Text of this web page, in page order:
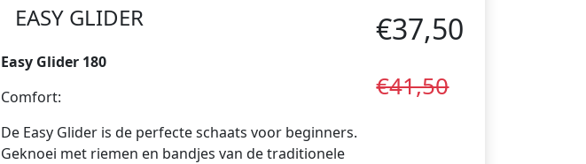
EASY GLIDER
Easy Glider 180
Comfort:
De Easy Glider is de perfecte schaats voor beginners.
Geknoei met riemen en bandjes van de traditionele
€37,50
€41,50